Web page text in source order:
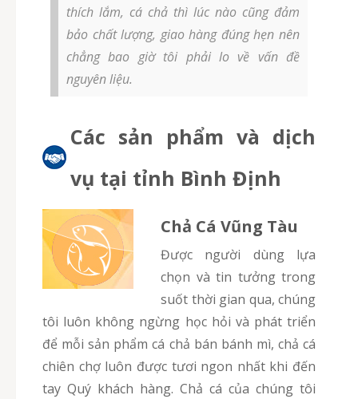
thích lắm, cá chả thì lúc nào cũng đảm
bảo chất lượng, giao hàng đúng hẹn nên
chẳng bao giờ tôi phải lo về vấn đề
nguyên liệu.
Các sản phẩm và dịch
vụ tại tỉnh Bình Định
Chả Cá Vũng Tàu
Được người dùng lựa
chọn và tin tưởng trong
suốt thời gian qua, chúng
tôi luôn không ngừng học hỏi và phát triển
để mỗi sản phẩm cá chả bán bánh mì, chả cá
chiên chợ luôn được tươi ngon nhất khi đến
tay Quý khách hàng. Chả cá của chúng tôi